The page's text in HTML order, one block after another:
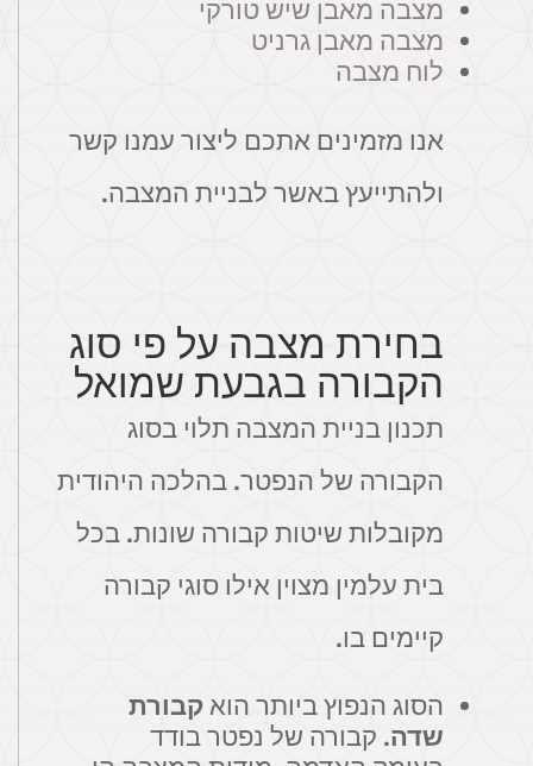
מצבה מאבן שיש טורקי
מצבה מאבן גרניט
לוח מצבה
אנו מזמינים אתכם ליצור עמנו קשר
ולהתייעץ באשר לבניית המצבה.
בחירת מצבה על פי סוג
הקבורה בגבעת שמואל
תכנון בניית המצבה תלוי בסוג
הקבורה של הנפטר. בהלכה היהודית
מקובלות שיטות קבורה שונות. בכל
בית עלמין מצוין אילו סוגי קבורה
קיימים בו.
הסוג הנפוץ ביותר הואקבורת
שדה. קבורה של נפטר בודד